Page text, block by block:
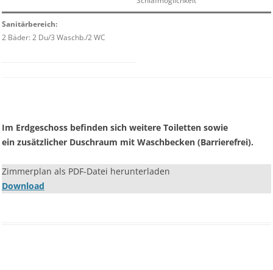
Sanitärbereich:
2 Bäder: 2 Du/3 Waschb./2 WC
Im Erdgeschoss befinden sich weitere Toiletten sowie
ein zusätzlicher Duschraum mit Waschbecken (Barrierefrei).
Zimmerplan als PDF-Datei herunterladen
Download